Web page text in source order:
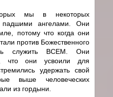
мы в некоторых
падшими ангелами. Они
потому что когда они
против Божественного
служить ВСЕМ. Они
что они усвоили для
удержать свой
выше человеческих
из гордыни.